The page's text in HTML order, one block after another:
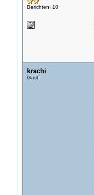
Berichten: 10
krachi
Gast